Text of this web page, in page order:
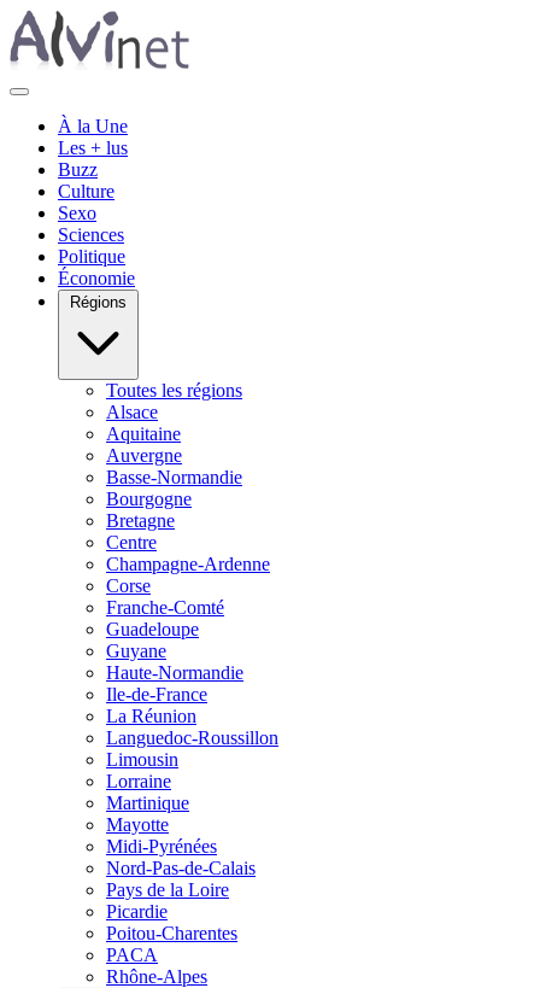
À la Une
Les + lus
Buzz
Culture
Sexo
Sciences
Politique
Économie
Régions
Toutes les régions
Alsace
Aquitaine
Auvergne
Basse-Normandie
Bourgogne
Bretagne
Centre
Champagne-Ardenne
Corse
Franche-Comté
Guadeloupe
Guyane
Haute-Normandie
Ile-de-France
La Réunion
Languedoc-Roussillon
Limousin
Lorraine
Martinique
Mayotte
Midi-Pyrénées
Nord-Pas-de-Calais
Pays de la Loire
Picardie
Poitou-Charentes
PACA
Rhône-Alpes